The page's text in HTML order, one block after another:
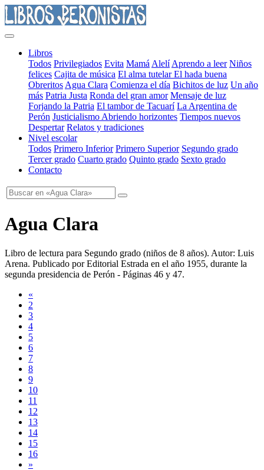
Libros
Todos Privilegiados Evita Mamá Alelí Aprendo a leer Niños
felices Cajita de música El alma tutelarEl hada buena
Obreritos Agua Clara Comienza el día Bichitos de luz Un año
más Patria Justa Ronda del gran amor Mensaje de luz
Forjando la Patria El tambor de Tacuarí La Argentina de
Perón Justicialismo Abriendo horizontes Tiempos nuevos
Despertar Relatos y tradiciones
Nivel escolar
Todos Primero Inferior Primero Superior Segundo grado
Tercer grado Cuarto grado Quinto grado Sexto grado
Contacto
Agua Clara
Libro de lectura para Segundo grado (niños de 8 años). Autor: Luis
Arena. Publicado porEditorial Estrada en el año 1955, durante la
segunda presidencia de Perón - Páginas 46 y 47.
«
2
3
4
5
6
7
8
9
10
11
12
13
14
15
16
»